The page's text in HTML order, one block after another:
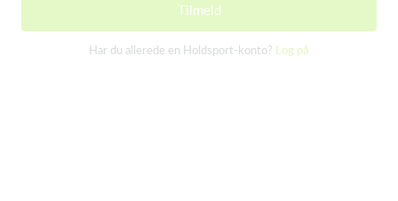
Tilmeld
Har du allerede en Holdsport-konto? Log på